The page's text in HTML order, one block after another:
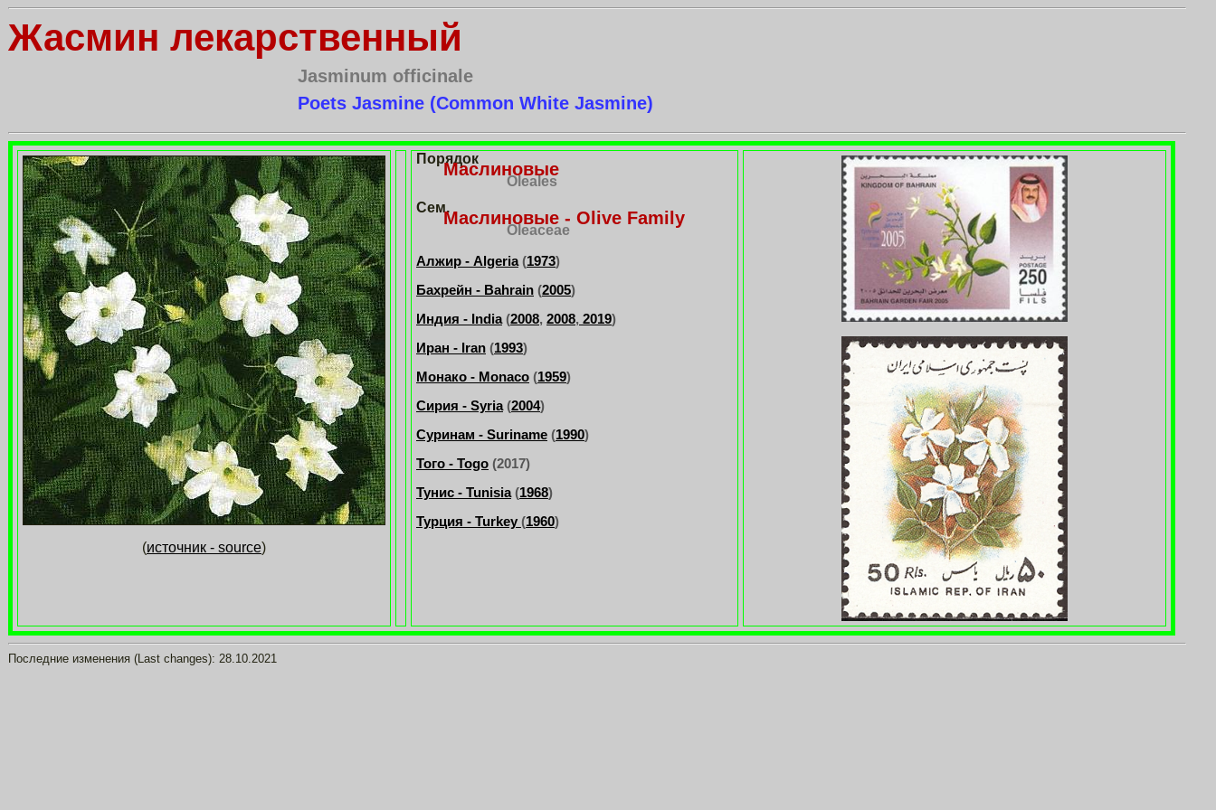
Жасмин лекарственный
Jasminum officinale
Poets Jasmine (Common White Jasmine)
(источник - source)
Порядок
Маслиновые
Oleales
Сем.
Маслиновые - Olive Family
Oleaceae
Алжир - Algeria(1973)
Бахрейн - Bahrain (2005)
Индия - India(2008, 2008, 2019)
Иран - Iran (1993)
Монако - Monaco (1959)
Сирия - Syria(2004)
Суринам - Suriname (1990)
Того - Togo (2017)
Тунис - Tunisia(1968)
Турция - Turkey (1960)
Последние изменения (Last changes): 28.10.2021